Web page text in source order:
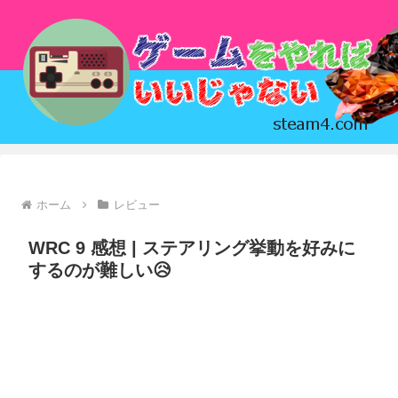
ホーム レビュー
WRC 9 感想 | ステアリング挙動を好みに
するのが難しい😥